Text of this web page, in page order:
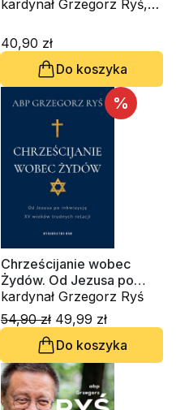
kardynał Grzegorz Ryś,
Kaźmierska, - -
40,90 zł
Do koszyka
%
Chrześcijanie wobec
Żydów. Od Jezusa po
inkwizycję. XV wieków
trudnych relacji
kardynał Grzegorz Ryś
54,90 zł 49,99 zł
Do koszyka